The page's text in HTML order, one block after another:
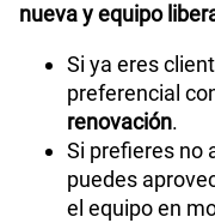
nueva y equipo
Si ya eres
preferencial
renovación.
Si prefieres no
puedes
el equipo en